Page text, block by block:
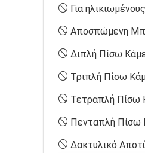
Για ηλικιωμένους
Αποσπώμενη
Διπλή Πίσω
Τριπλή Πίσω
Τετραπλή Πίσω
Πενταπλή Πίσω
Δακτυλικό